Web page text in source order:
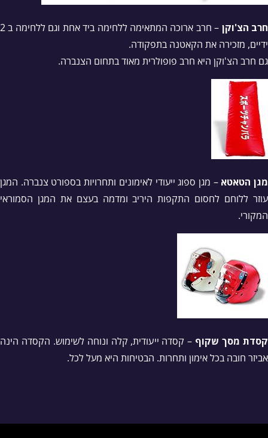
חרב הצ'וקן
– חרב ארוכה המתאימה ללחימה ביד אחת וגם ללחימה ב 2
ידיים, מזכירה את הקאטנה בתפקודה.
גם חרב הצ'וקן היא חרב פופולרית מאוד בתחום הצנברה.
מגן הטאטא – מגן ספוג ייעודי לאימונים ותחרויות בספורט צנברה. המגן
עוזר ללוחם לחסום התקפות היריב ומדמה בעצם את המגן הסמוראי
המקורי.
קסדת מסך שקוף – קסדה ייעודית, קלה ונוחה לשימוש. הקסדה הינה
אביזר חובה בכל אימון ותחרות. הבטיחות היא מעל לכל.